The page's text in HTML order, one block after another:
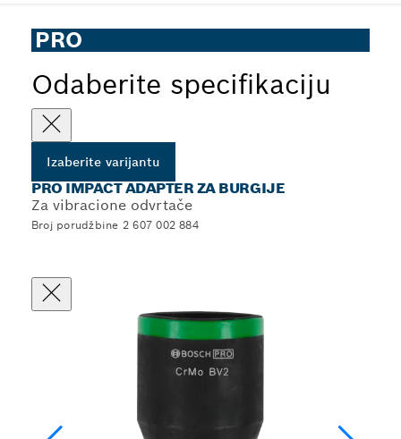
PRO
Odaberite specifikaciju
Izaberite varijantu
PRO IMPACT ADAPTER ZA BURGIJE
Za vibracione odvrtače
Broj porudžbine 2 607 002 884